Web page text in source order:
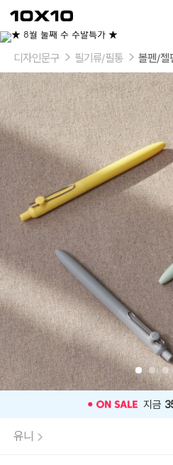
텐
바
텐
이
상
션
-
규
격
및
색
상:
0.38mm
SEA,
0.38mm
LAVENDER,
0.38mm
ADOBE,
0.38mm
CLOUD,
0.38mm
B.
SOIL
BROWN,
0.38mm
B.
RIPPLE
BLUE,
0.5mm
CANARY,
0.5mm
IVORY,
0.5mm
MIST,
0.5mm
COASTAL,
0.5mm
B.
ROTUS
PINK,
0.5mm
SLATE
GRAY,
0.7mm
디자인문구 필기류/필통 볼펜/젤
⭐️ 고객 평점5
유니